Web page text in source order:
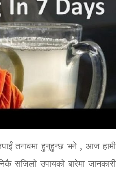
तनावमा हुनुहुन्छ भने , आज हामी
सजिलो उपायको बारेमा जानकारी